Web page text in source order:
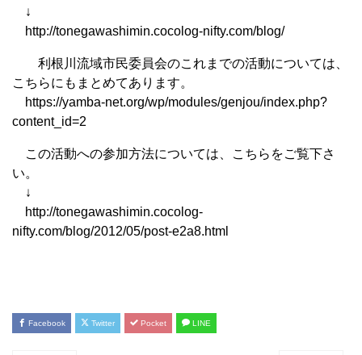
↓
http://tonegawashimin.cocolog-nifty.com/blog/
利根川流域市民委員会のこれまでの活動については、
こちらにもまとめてあります。
https://yamba-net.org/wp/modules/genjou/index.php?
content_id=2
この活動への参加方法については、こちらをご覧下さ
い。
↓
http://tonegawashimin.cocolog-
nifty.com/blog/2012/05/post-e2a8.html
Facebook Twitter Pocket LINE